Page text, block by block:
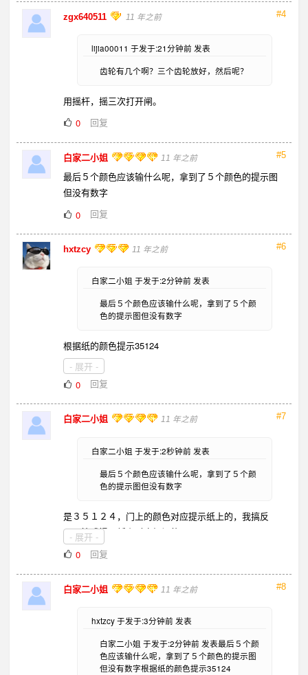
#4
zgx640511 11 年之前
lijia00011 于发于:21分钟前 发表
齿轮有几个啊？三个齿轮放好，然后呢？
用摇杆，摇三次打开闸。
0
回复
#5
白家二小姐 11 年之前
最后５个颜色应该输什么呢，拿到了５个颜色的提示图
但没有数字
0
回复
#6
hxtzcy 11 年之前
白家二小姐 于发于:2分钟前 发表
最后５个颜色应该输什么呢，拿到了５个颜
色的提示图但没有数字
根据纸的颜色提示35124
- 展开 -
0
回复
#7
白家二小姐 11 年之前
白家二小姐 于发于:2秒钟前 发表
最后５个颜色应该输什么呢，拿到了５个颜
色的提示图但没有数字
是３５１２４，门上的颜色对应提示纸上的，我搞反
了，搞成提示纸上对应柜门的了
- 展开 -
0
回复
#8
白家二小姐 11 年之前
hxtzcy 于发于:3分钟前 发表
白家二小姐 于发于:2分钟前 发表最后５个颜
色应该输什么呢，拿到了５个颜色的提示图
但没有数字根据纸的颜色提示35124